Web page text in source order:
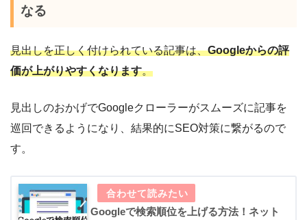
なる
見出しを正しく付けられている記事は、Googleからの評
価が上がりやすくなります。
見出しのおかげでGoogleクローラーがスムーズに記事を
巡回できるようになり、結果的にSEO対策に繋がるので
す。
Googleで検索順位を上げる方法！ネット